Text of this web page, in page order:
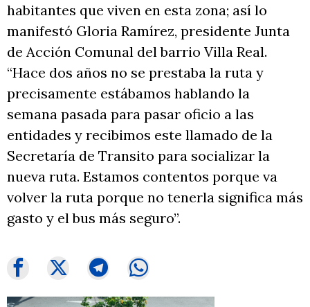
habitantes que viven en esta zona; así lo
manifestó Gloria Ramírez, presidente Junta
de Acción Comunal del barrio Villa Real.
“Hace dos años no se prestaba la ruta y
precisamente estábamos hablando la
semana pasada para pasar oficio a las
entidades y recibimos este llamado de la
Secretaría de Transito para socializar la
nueva ruta. Estamos contentos porque va
volver la ruta porque no tenerla significa más
gasto y el bus más seguro”.